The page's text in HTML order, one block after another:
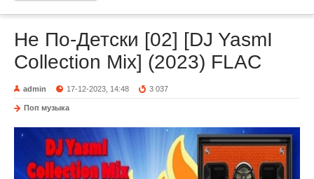
Не По-Детски [02] [DJ YasmI
Collection Mix] (2023) FLAC
admin 17-12-2023, 14:48 3 037
Поп музыка